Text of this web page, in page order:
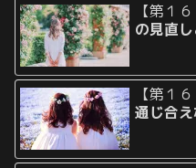
【第１
の見直
【第１
通じ合